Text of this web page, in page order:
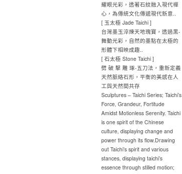
耀眼光彩，透著石紋融入現代禪
心，為傳統文化傳遞現代新意..
[ 玉太極 Jade Taichi ]
台灣墨玉淬煉天地瑰寶，透過黑-
舞動光彩，自然的墨點在太極的
形體下相映成趣..
[ 石太極 Stone Taichi ]
劈 破 擊 雕 琢-五刀法，重新定義
天然脈絡石形，平衡的美感在人
工與天然間共存
Sculptures – Taichi Series; Taichi’s
Force, Grandeur, Fortitude
Amidst Motionless Serenity. Taichi
is one spirit of the Chinese
culture, displaying change and
power through its flow.Drawing
out Taichi’s spirit and various
stances, displaying taichi’s
essence through stilled motion;